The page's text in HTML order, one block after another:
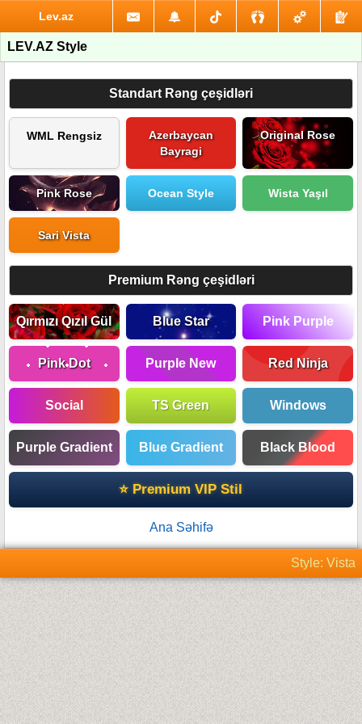
Lev.az
LEV.AZ Style
Standart Rəng çeşidləri
WML Rengsiz
Azerbaycan
Bayragi
Original Rose
Pink Rose Ocean Style Wista Yaşıl
Sari Vista
Premium Rəng çeşidləri
Qırmızı Qızıl Gül Blue Star Pink Purple
Pink Dot Purple New Red Ninja
Social TS Green Windows
Purple Gradient Blue Gradient Black Blood
⭐ Premium VIP Stil
Ana Səhifə
Style: Vista